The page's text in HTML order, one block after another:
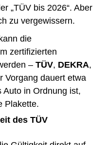
„TÜV bis 2026“. Aber
zu vergewissern.
die
zertifizierten
– TÜV, DEKRA,
Vorgang dauert etwa
in Ordnung ist,
Plakette.
des TÜV